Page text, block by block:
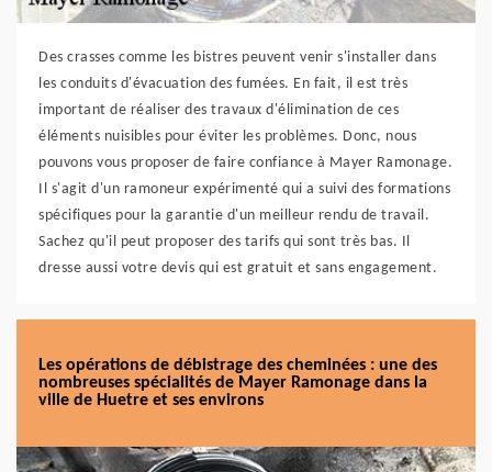
Des crasses comme les bistres peuvent venir s'installer dans
les conduits d'évacuation des fumées. En fait, il est très
important de réaliser des travaux d'élimination de ces
éléments nuisibles pour éviter les problèmes. Donc, nous
pouvons vous proposer de faire confiance à Mayer Ramonage.
Il s'agit d'un ramoneur expérimenté qui a suivi des formations
spécifiques pour la garantie d'un meilleur rendu de travail.
Sachez qu'il peut proposer des tarifs qui sont très bas. Il
dresse aussi votre devis qui est gratuit et sans engagement.
Les opérations de débistrage des cheminées : une des
nombreuses spécialités de Mayer Ramonage dans la
ville de Huetre et ses environs